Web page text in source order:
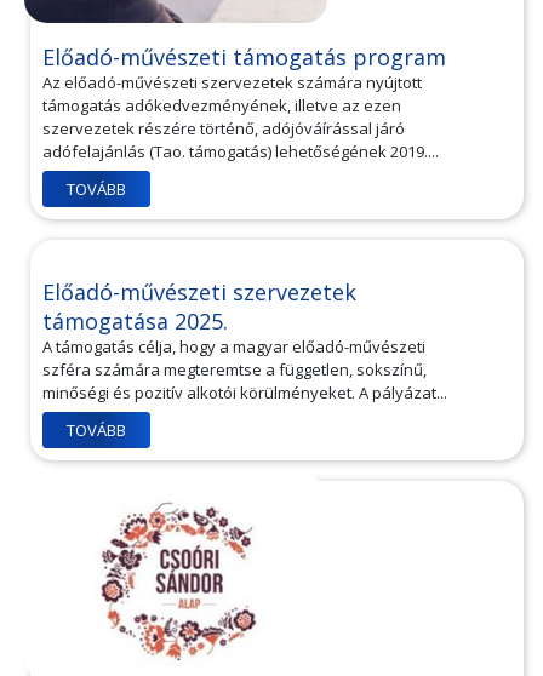
Előadó-művészeti támogatás program
Az előadó-művészeti szervezetek számára nyújtott
támogatás adókedvezményének, illetve az ezen
szervezetek részére történő, adójóváírással járó
adófelajánlás (Tao. támogatás) lehetőségének 2019....
TOVÁBB
Előadó-művészeti szervezetek
támogatása 2025.
A támogatás célja, hogy a magyar előadó-művészeti
szféra számára megteremtse a független, sokszínű,
minőségi és pozitív alkotói körülményeket. A pályázat...
TOVÁBB